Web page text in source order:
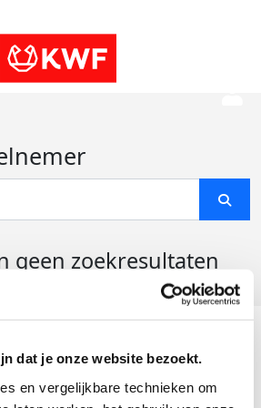
dat je onze website bezoekt.
en vergelijkbare technieken om
geen zoekresultaten